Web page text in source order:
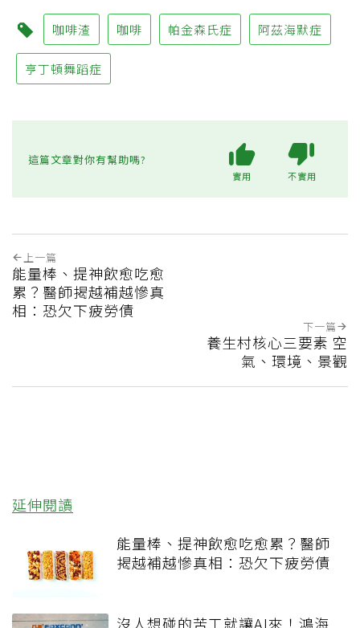
咖啡渣 咖啡 帕金森氏症 阿茲海默症
亨丁頓舞蹈症
這篇文章對你有幫助嗎?
實用 不實用
上一篇
能量棒、提神飲愈吃愈
累？醫師揭越補越慘真
相：恐欠下疲勞債
下一篇
養生村核心三要素 空
氣、環境、景觀
延伸閱讀
能量棒、提神飲愈吃愈累？醫師
揭越補越慘真相：恐欠下疲勞債
沒人想碰的苦工就讓AI來！鴻海